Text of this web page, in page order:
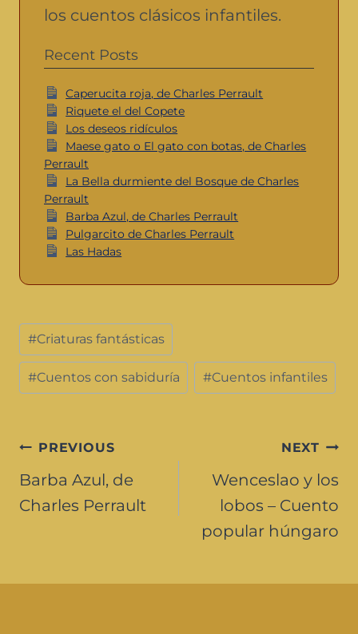
los cuentos clásicos infantiles.
Recent Posts
Caperucita roja, de Charles Perrault
Riquete el del Copete
Los deseos ridículos
Maese gato o El gato con botas, de Charles
Perrault
La Bella durmiente del Bosque de Charles
Perrault
Barba Azul, de Charles Perrault
Pulgarcito de Charles Perrault
Las Hadas
#Criaturas fantásticas
#Cuentos con sabiduría #Cuentos infantiles
PREVIOUS
Barba Azul, de
Charles Perrault
NEXT
Wenceslao y los
lobos – Cuento
popular húngaro